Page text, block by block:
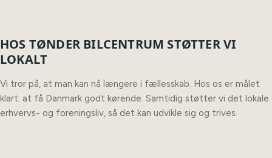
HOS TØNDER BILCENTRUM STØTTER VI
LOKALT
Vi tror på, at man kan nå længere i fællesskab. Hos os er målet
klart: at få Danmark godt kørende. Samtidig støtter vi det lokale
erhvervs- og foreningsliv, så det kan udvikle sig og trives.